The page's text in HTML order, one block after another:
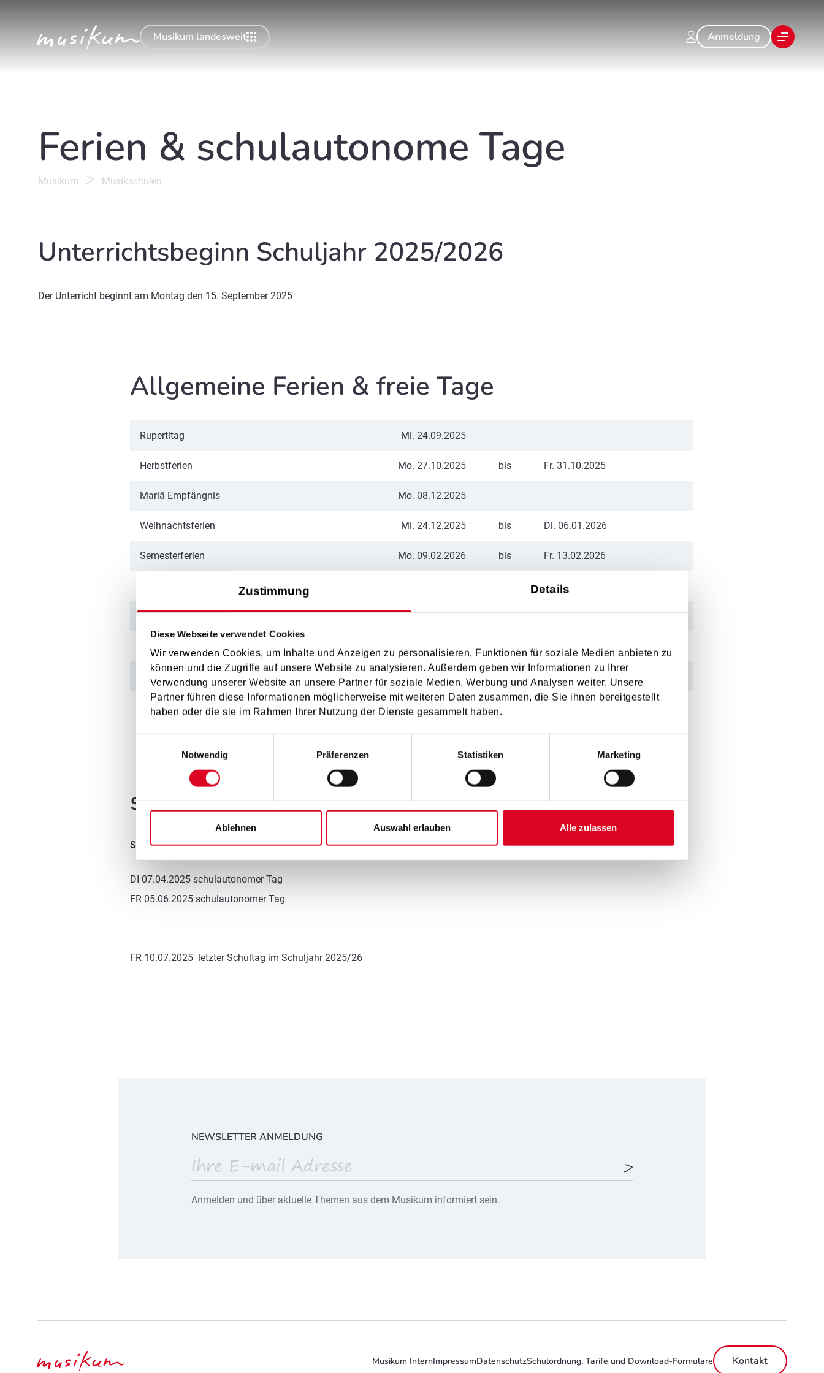
Zustimmung Details
Diese Webseite verwendet Cookies
Wir verwenden Cookies, um Inhalte und Anzeigen zu personalisieren, Funktionen für soziale Medien anbieten zu
können und die Zugriffe auf unsere Website zu analysieren. Außerdem geben wir Informationen zu Ihrer
Verwendung unserer Website an unsere Partner für soziale Medien, Werbung und Analysen weiter. Unsere
Partner führen diese Informationen möglicherweise mit weiteren Daten zusammen, die Sie ihnen bereitgestellt
haben oder die sie im Rahmen Ihrer Nutzung der Dienste gesammelt haben.
Notwendig
Präferenzen Statistiken Marketing
Ablehnen Auswahl erlauben Alle zulassen
Musikum landesweit Anmeldung
Ferien & schulautonome Tage
Musikum Musikschulen
Unterrichtsbeginn Schuljahr 2025/2026
Der Unterricht beginnt am Montag den 15. September 2025
Allgemeine Ferien & freie Tage
Rupertitag Mi. 24.09.2025
Herbstferien Mo. 27.10.2025 bis Fr. 31.10.2025
Mariä Empfängnis Mo. 08.12.2025
Weihnachtsferien Mi. 24.12.2025 bis Di. 06.01.2026
Semesterferien Mo. 09.02.2026 bis Fr. 13.02.2026
Mo. 06.04.2026
Staatsfeiertag Fr. 01.05.2026
Do. 14.05.2026
Pfingsten Sa. 23.05.2026 Mo. 25.05.2026
Fronleichnam Do. 04.06.2026
schulautonome Tage
Schuljahr 2025/26:
DI 07.04.2025 schulautonomer Tag
FR 05.06.2025 schulautonomer Tag
FR 10.07.2025 letzter Schultag im Schuljahr 2025/26
NEWSLETTER ANMELDUNG
Anmelden und über aktuelle Themen aus dem Musikum informiert sein.
Musikum InternImpressumDatenschutzSchulordnung, Tarife und Download-Formulare Kontakt